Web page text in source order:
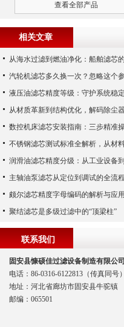
查看全部产品
相关文章
聚结滤芯是多级过滤中的“顶梁柱”
联系我们
固安县慷硕佳过滤设备制造有限公司
电话：86-0316-6122813（传真同号）
地址：河北省廊坊市固安县牛驼镇
邮编：065501